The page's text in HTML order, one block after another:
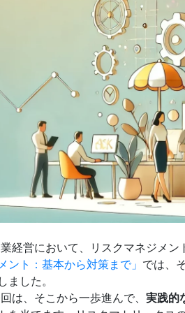
経営において、リスクマネジメン
ント：基本から対策まで」 では、
ました。
は、そこから一歩進んで、 実践的